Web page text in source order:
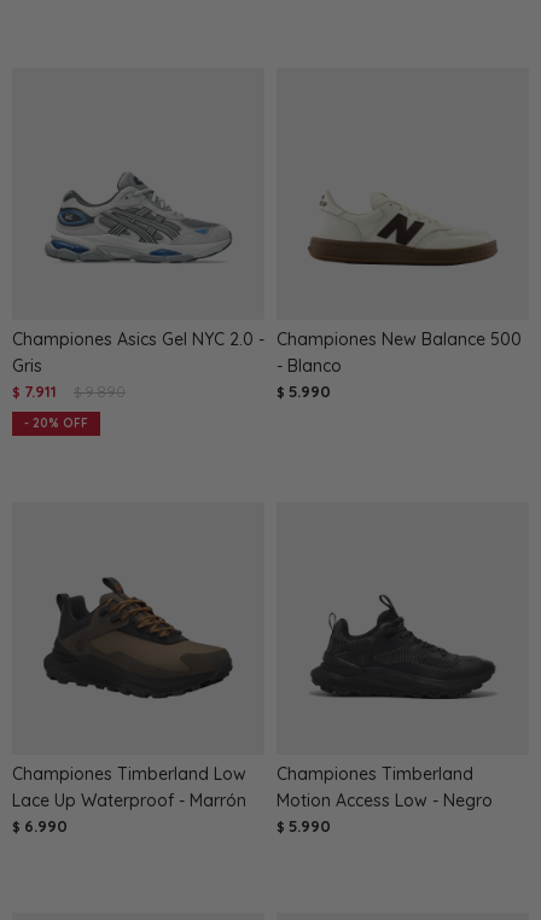
Championes Asics Gel NYC 2.0 -
Gris
$ 7.911 $ 9.890
20
Championes New Balance 500
- Blanco
$ 5.990
Championes Timberland Low
Lace Up Waterproof - Marrón
$ 6.990
Championes Timberland
Motion Access Low - Negro
$ 5.990